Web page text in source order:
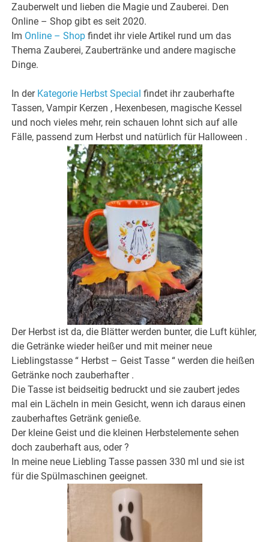
Zauberwelt und lieben die Magie und Zauberei. Den
Online – Shop gibt es seit 2020.
Im Online – Shop findet ihr viele Artikel rund um das
Thema Zauberei, Zaubertränke und andere magische
Dinge.
In der Kategorie Herbst Special findet ihr zauberhafte
Tassen, Vampir Kerzen , Hexenbesen, magische Kessel
und noch vieles mehr, rein schauen lohnt sich auf alle
Fälle, passend zum Herbst und natürlich für Halloween .
Der Herbst ist da, die Blätter werden bunter, die Luft kühler,
die Getränke wieder heißer und mit meiner neue
Lieblingstasse “ Herbst – Geist Tasse “ werden die heißen
Getränke noch zauberhafter .
Die Tasse ist beidseitig bedruckt und sie zaubert jedes
mal ein Lächeln in mein Gesicht, wenn ich daraus einen
zauberhaftes Getränk genieße.
Der kleine Geist und die kleinen Herbstelemente sehen
doch zauberhaft aus, oder ?
In meine neue Liebling Tasse passen 330 ml und sie ist
für die Spülmaschinen geeignet.